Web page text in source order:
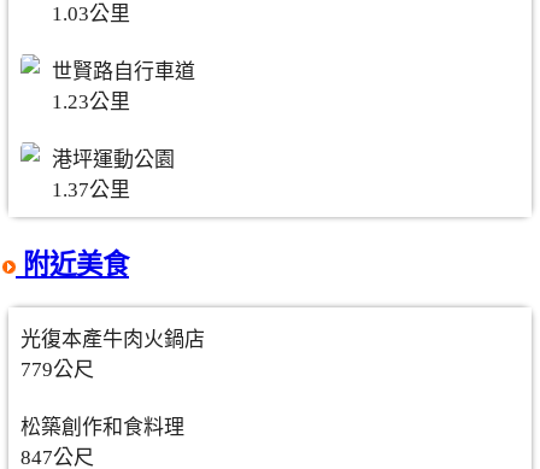
1.03公里
世賢路自行車道
1.23公里
港坪運動公園
1.37公里
附近美食
光復本產牛肉火鍋店
779公尺
松築創作和食料理
847公尺